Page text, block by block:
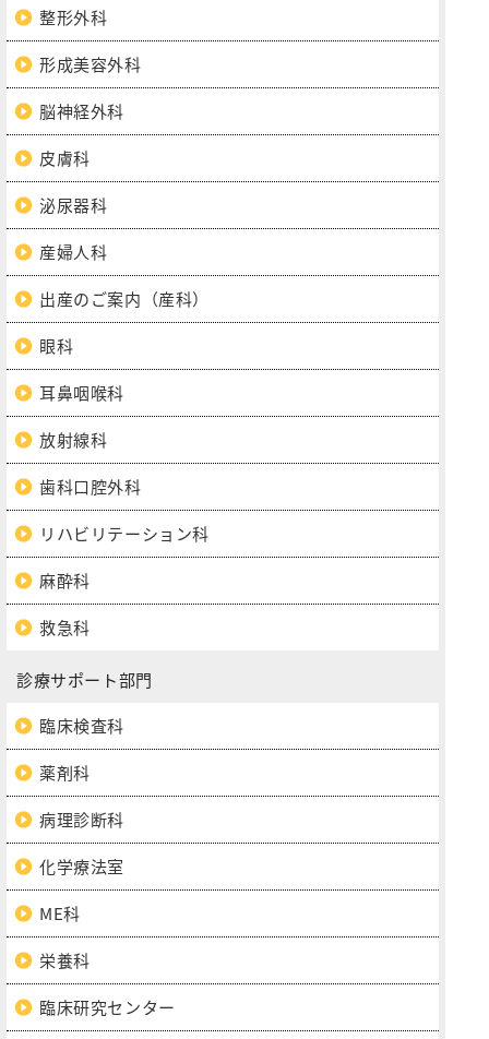
整形外科
形成美容外科
脳神経外科
皮膚科
泌尿器科
産婦人科
出産のご案内（産科）
眼科
耳鼻咽喉科
放射線科
歯科口腔外科
リハビリテーション科
麻酔科
救急科
診療サポート部門
臨床検査科
薬剤科
病理診断科
化学療法室
ME科
栄養科
臨床研究センター